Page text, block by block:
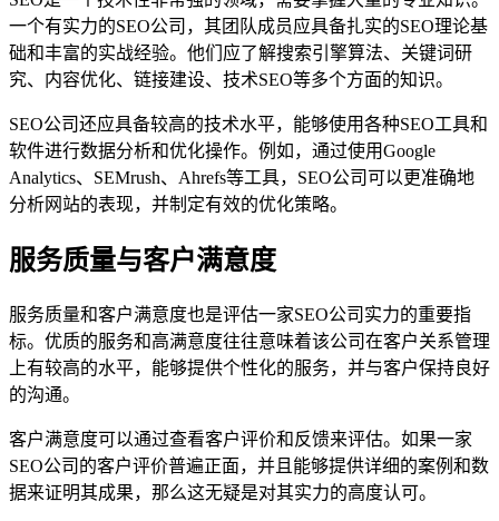
一个有实力的SEO公司，其团队成员应具备扎实的SEO理论基
础和丰富的实战经验。他们应了解搜索引擎算法、关键词研
究、内容优化、链接建设、技术SEO等多个方面的知识。
SEO公司还应具备较高的技术水平，能够使用各种SEO工具和
软件进行数据分析和优化操作。例如，通过使用Google
Analytics、SEMrush、Ahrefs等工具，SEO公司可以更准确地
分析网站的表现，并制定有效的优化策略。
服务质量与客户满意度
服务质量和客户满意度也是评估一家SEO公司实力的重要指
标。优质的服务和高满意度往往意味着该公司在客户关系管理
上有较高的水平，能够提供个性化的服务，并与客户保持良好
的沟通。
客户满意度可以通过查看客户评价和反馈来评估。如果一家
SEO公司的客户评价普遍正面，并且能够提供详细的案例和数
据来证明其成果，那么这无疑是对其实力的高度认可。